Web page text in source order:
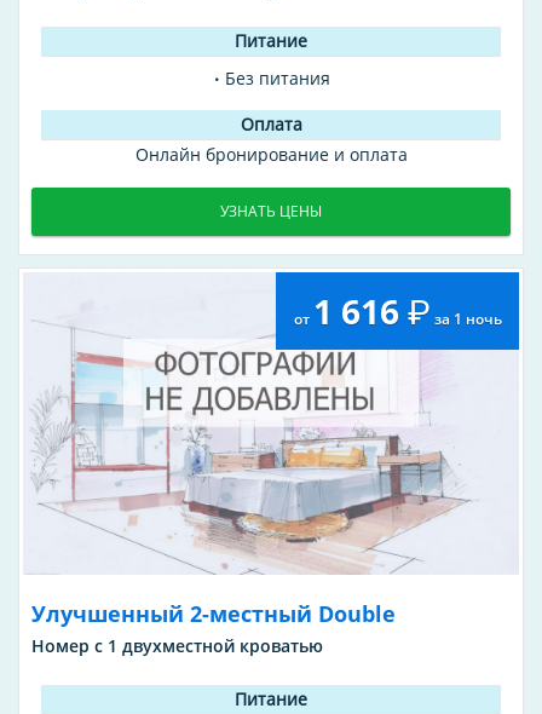
Без питания
Онлайн бронирование и оплата
УЗНАТЬ ЦЕНЫ
от 1 616 за 1 ночь
Улучшенный 2-местный Double
Номер с 1 двухместной кроватью